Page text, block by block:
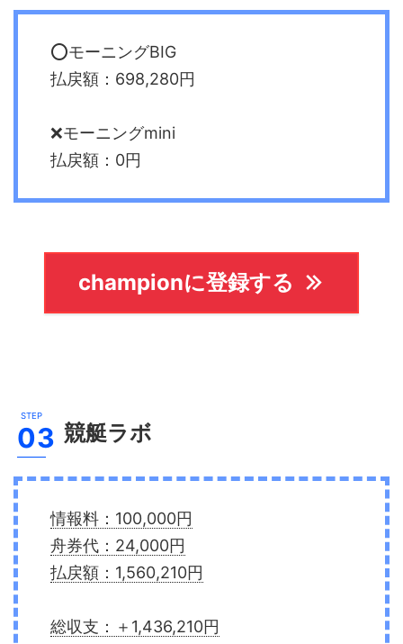
⭕️モーニングBIG
払戻額：698,280円
❌モーニングmini
払戻額：0円
championに登録する
競艇ラボ
情報料：100,000円
舟券代：24,000円
払戻額：1,560,210円
総収支：＋1,436,210円